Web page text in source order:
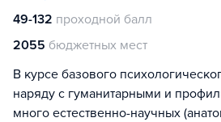
49-132 проходной балл
2055 бюджетных мест
В курсе базового
наряду с гуманитарными и
много естественно-научных